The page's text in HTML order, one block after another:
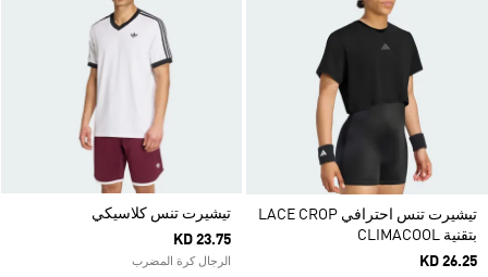
تيشيرت تنس احترافي LACE CROP
بتقنية CLIMACOOL
KD 26.25
تيشيرت تنس كلاسيكي
KD 23.75
الرجال كرة المضرب